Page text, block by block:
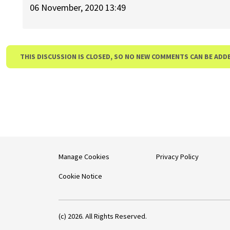
06 November, 2020 13:49
THIS DISCUSSION IS CLOSED, SO NO NEW COMMENTS CAN BE
Manage Cookies
Cookie Notice
Privacy Policy
(c) 2026. All Rights Reserved.